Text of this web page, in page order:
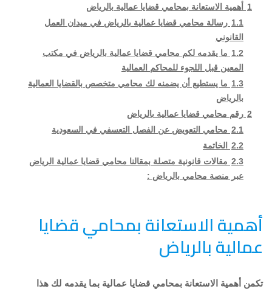
1
أهمية الاستعانة بمحامي قضايا عمالية بالرياض
1.1 رسالة محامي قضايا عمالية بالرياض في ميدان العمل
القانوني
1.2 ما يقدمه لكم محامي قضايا عمالية بالرياض في مكتب
المعين قبل اللجوء للمحاكم العمالية
1.3 ما يستطيع أن يضمنه لك محامي متخصص بالقضايا العمالية
بالرياض
2 رقم محامي قضايا عمالية بالرياض
2.1 محامي التعويض عن الفصل التعسفي في السعودية
2.2
الخاتمة
2.3 مقالات قانونية متصلة بمقالنا محامي قضايا عمالية الرياض
عبر منصة محامي بالرياض :
أهمية الاستعانة بمحامي قضايا
عمالية بالرياض
تكمن أهمية الاستعانة بمحامي قضايا عمالية بما يقدمه لك هذا